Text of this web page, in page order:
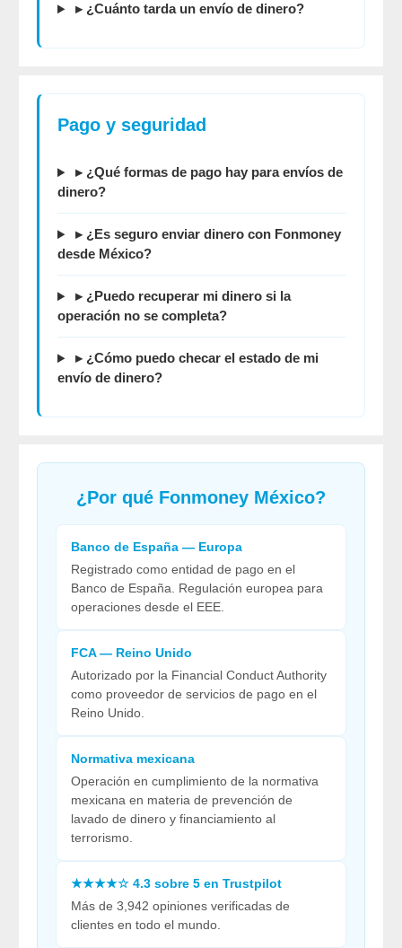
▸ ¿Cuánto tarda un envío de dinero?
Pago y seguridad
▸ ¿Qué formas de pago hay para envíos de
dinero?
▸ ¿Es seguro enviar dinero con Fonmoney
desde México?
▸ ¿Puedo recuperar mi dinero si la
operación no se completa?
▸ ¿Cómo puedo checar el estado de mi
envío de dinero?
¿Por qué Fonmoney México?
Banco de España — Europa
Registrado como entidad de pago en el
Banco de España. Regulación europea para
operaciones desde el EEE.
FCA — Reino Unido
Autorizado por la Financial Conduct Authority
como proveedor de servicios de pago en el
Reino Unido.
Normativa mexicana
Operación en cumplimiento de la normativa
mexicana en materia de prevención de
lavado de dinero y financiamiento al
terrorismo.
★★★★☆ 4.3 sobre 5 en Trustpilot
Más de 3,942 opiniones verificadas de
clientes en todo el mundo.